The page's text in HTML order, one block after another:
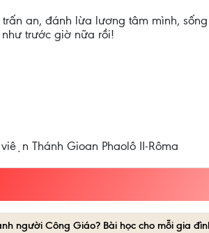
an, đánh lừa lương tâm mình,
trước giờ nữa rồi!
Thánh Gioan Phaolô II-Rôma
người Công Giáo? Bài học cho mỗi gia